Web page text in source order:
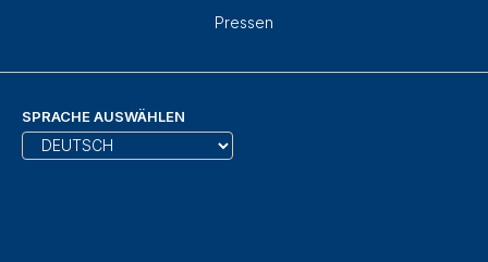
Pressen
SPRACHE AUSWÄHLEN